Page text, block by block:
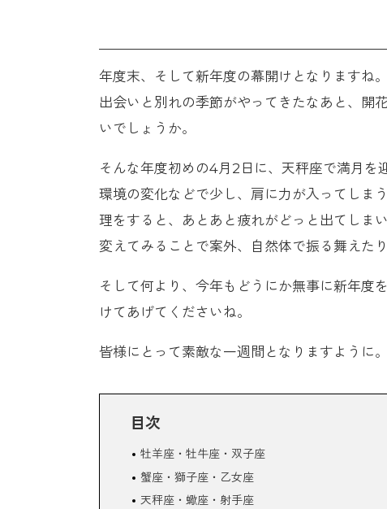
年度末、そして新年度の幕開けとなりますね。
出会いと別れの季節がやってきたなあと、開
いでしょうか。
そんな年度初めの4月2日に、天秤座で満月
環境の変化などで少し、肩に力が入ってしま
理をすると、あとあと疲れがどっと出てしま
変えてみることで案外、自然体で振る舞えた
そして何より、今年もどうにか無事に新年度
けてあげてくださいね。
皆様にとって素敵な一週間となりますように。
目次
牡羊座・牡牛座・双子座
蟹座・獅子座・乙女座
天秤座・蠍座・射手座